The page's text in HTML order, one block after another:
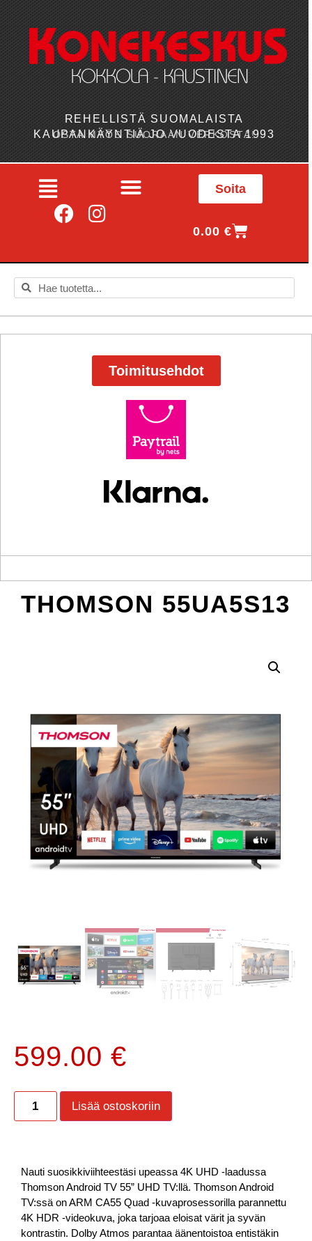
REHELLISTÄ SUOMALAISTA
KAUPANKÄYNTIÄ JO VUODESTA 1993
OSTA MYÖS SUORAAN VERKOSTA!
Soita
0.00€
Toimitusehdot
THOMSON 55UA5S13
599.00 €
Lisää ostoskoriin
Nauti suosikkiviihteestäsi upeassa 4K UHD -laadussa
Thomson Android TV 55” UHD TV:llä. Thomson Android
TV:ssä on ARM CA55 Quad -kuvaprosessorilla parannettu
4K HDR -videokuva, joka tarjoaa eloisat värit ja syvän
kontrastin. Dolby Atmos parantaa äänentoistoa entistäkin